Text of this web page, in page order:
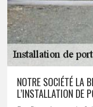
NOTRE SOCIÉTÉ LA
L’INSTALLATION DE